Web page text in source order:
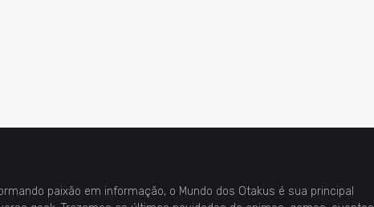
paixão em informação, o Mundo dos Otakus é sua principal